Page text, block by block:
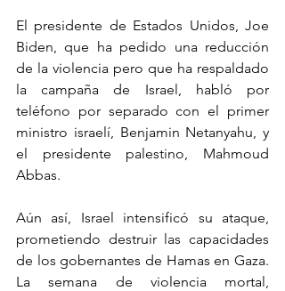
El presidente de Estados Unidos, Joe
Biden, que ha pedido una reducción
de la violencia pero que ha respaldado
la campaña de Israel, habló por
teléfono por separado con el primer
ministro israelí, Benjamin Netanyahu, y
el presidente palestino, Mahmoud
Abbas.
Aún así, Israel intensificó su ataque,
prometiendo destruir las capacidades
de los gobernantes de Hamas en Gaza.
La semana de violencia mortal,